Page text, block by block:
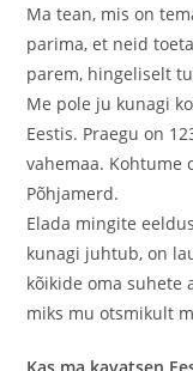
Ma tean, mis on
parima, et neid
parem, hingeliselt
Me pole ju kunagi
Eestis. Praegu on
vahemaa. Kohtume
Põhjamerd.
Elada mingite
kunagi juhtub, on
kõikide oma suhete
miks mu otsmikult